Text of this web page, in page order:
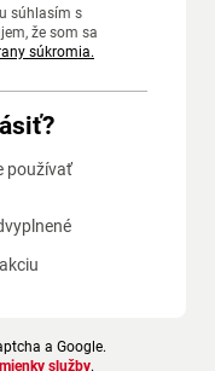
súhlasím s
že som sa
súkromia.
používať
a Google.
služby.